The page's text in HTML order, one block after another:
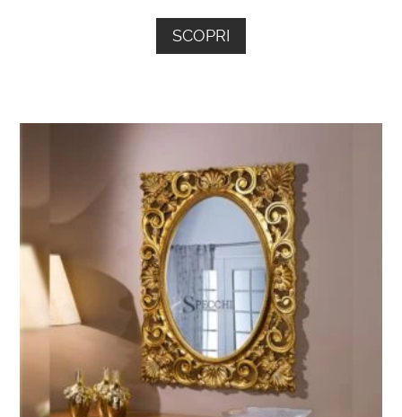
decorata a mano, rigorosamente in Italia; ogni
piccolo dettaglio, viene curato dai nostri
Non hai trovato lo specchio stile
veneziano che cercavi?
Sfoglia il nostro catalogoo scrivici
ainfo@specchionline.it, se sei
indeciso sul modello di specchio
stile veneziano che hai scelto.
Ti aiuteremo con la tua ricerca!
SCOPRI